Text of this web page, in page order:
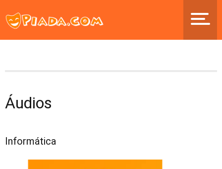
Áudios
Informática